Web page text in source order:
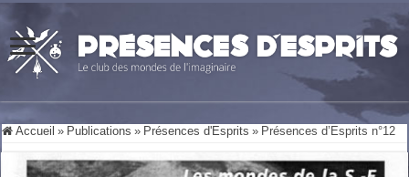
Accueil » Publications » Présences d'Esprits » Présences d’Esprits n°12